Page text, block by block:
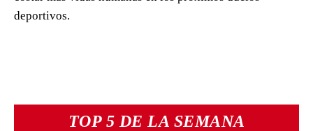
TOP 5 DE LA SEMANA
deportivos.